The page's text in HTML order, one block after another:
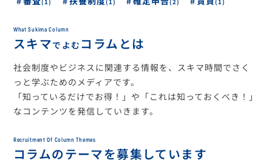
(1) (1) (2) (1)
What Sukima Column
スキマでよむ コラムとは
社会制度やビジネスに関連する情報を、スキマ時間でさく
っと学ぶためのメディアです。
「知っているだけでお得！」や「これは知っておくべき！」
なコンテンツを発信していきます。
Recruitment Of Column Themes
コラムのテーマを募集しています